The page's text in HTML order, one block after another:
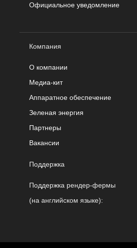
Официальное уведомление
Компания
О компании
Медиа-кит
Аппаратное обеспечение
Зеленая энергия
Партнеры
Вакансии
Поддержка
Поддержка рендер-фермы
(на английском языке):